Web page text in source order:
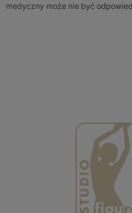
medyczny może nie być